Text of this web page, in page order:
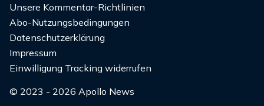
Unsere Kommentar-Richtlinien
Abo-Nutzungsbedingungen
Datenschutzerklärung
Impressum
Einwilligung Tracking widerrufen
© 2023 - 2026 Apollo News